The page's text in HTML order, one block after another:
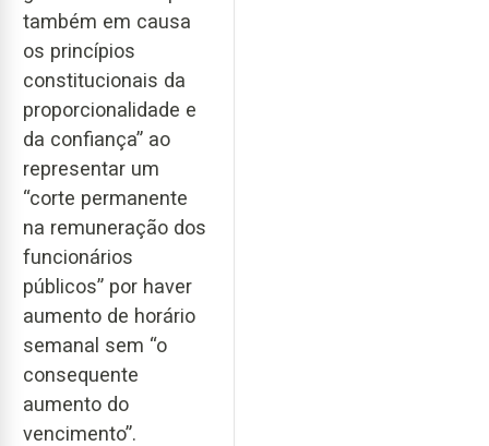
também em causa
os princípios
constitucionais da
proporcionalidade e
da confiança” ao
representar um
“corte permanente
na remuneração dos
funcionários
públicos” por haver
aumento de horário
semanal sem “o
consequente
aumento do
vencimento”.